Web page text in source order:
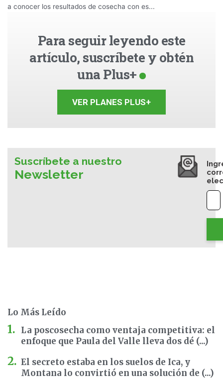
a conocer los resultados de cosecha con es...
Para seguir leyendo este
artículo, suscríbete y obtén
una Plus+
VER PLANES PLUS+
Suscríbete a nuestro
Newsletter
Lo Más Leído
La poscosecha como ventaja competitiva: el
enfoque que Paula del Valle lleva dos dé (...)
El secreto estaba en los suelos de Ica, y
Montana lo convirtió en una solución de (...)